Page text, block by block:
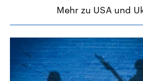
Mehr zu USA und